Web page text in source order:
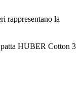
rappresentano la
HUBER Cotton 3